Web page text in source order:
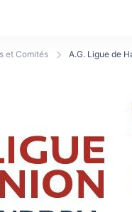
et Comités A.G. Ligue de